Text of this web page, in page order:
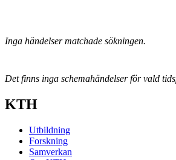
Inga händelser matchade sökningen.
Det finns inga schemahändelser för vald
KTH
Utbildning
Forskning
Samverkan